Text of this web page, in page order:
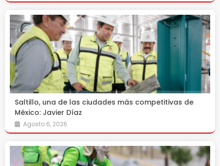
Saltillo, una de las ciudades más competitivas de
México: Javier Díaz
Agosto 6, 2026